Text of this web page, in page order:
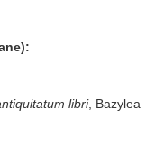
libri, Bazylea